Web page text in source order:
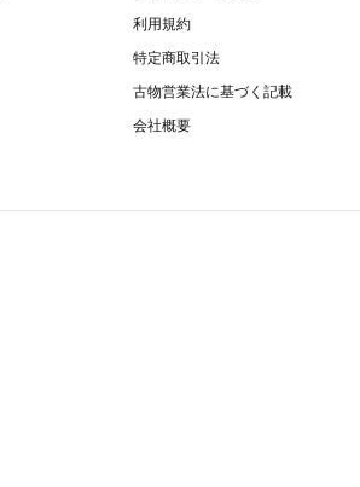
利用規約
特定商取引法
古物営業法に基づく記載
会社概要